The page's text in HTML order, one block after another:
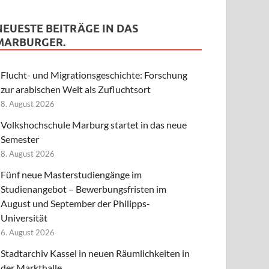
BEITRÄGE IN DAS
Flucht- und Migrationsgeschichte: Forschung
zur arabischen Welt als Zufluchtsort
8. August 2026
Volkshochschule Marburg startet in das neue
Semester
8. August 2026
Fünf neue Masterstudiengänge im
Studienangebot – Bewerbungsfristen im
August und September der Philipps-
Universität
6. August 2026
Stadtarchiv Kassel in neuen Räumlichkeiten in